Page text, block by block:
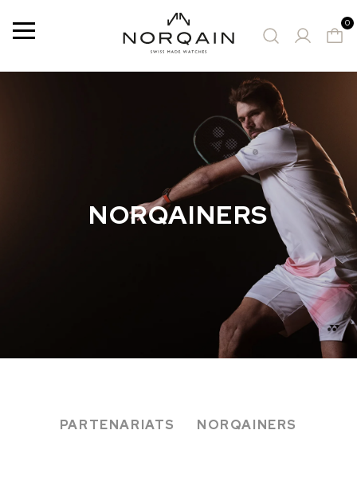
Menu 0
MONTRES PROPOSÉES
NORQAINERS
PARTENARIATS NORQAINERS